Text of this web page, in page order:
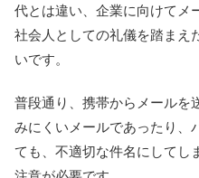
代とは違い、企業に向けてメ
社会人としての礼儀を踏まえ
いです。
普段通り、携帯からメールを
みにくいメールであったり、
ても、不適切な件名にしてし